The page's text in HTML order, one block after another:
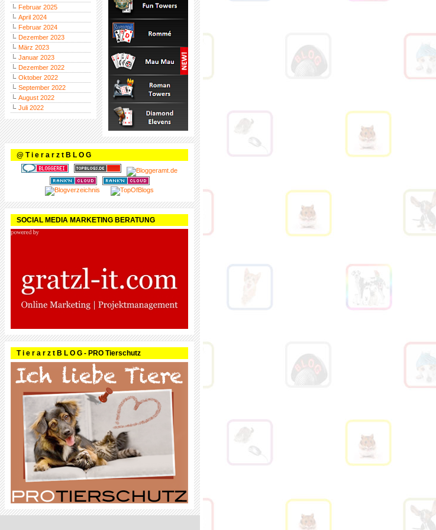
Februar 2025
April 2024
Februar 2024
Dezember 2023
März 2023
Januar 2023
Dezember 2022
Oktober 2022
September 2022
August 2022
Juli 2022
@ T i e r a r z t B L O G
SOCIAL MEDIA MARKETING BERATUNG
T i e r a r z t B L O G - PRO Tierschutz